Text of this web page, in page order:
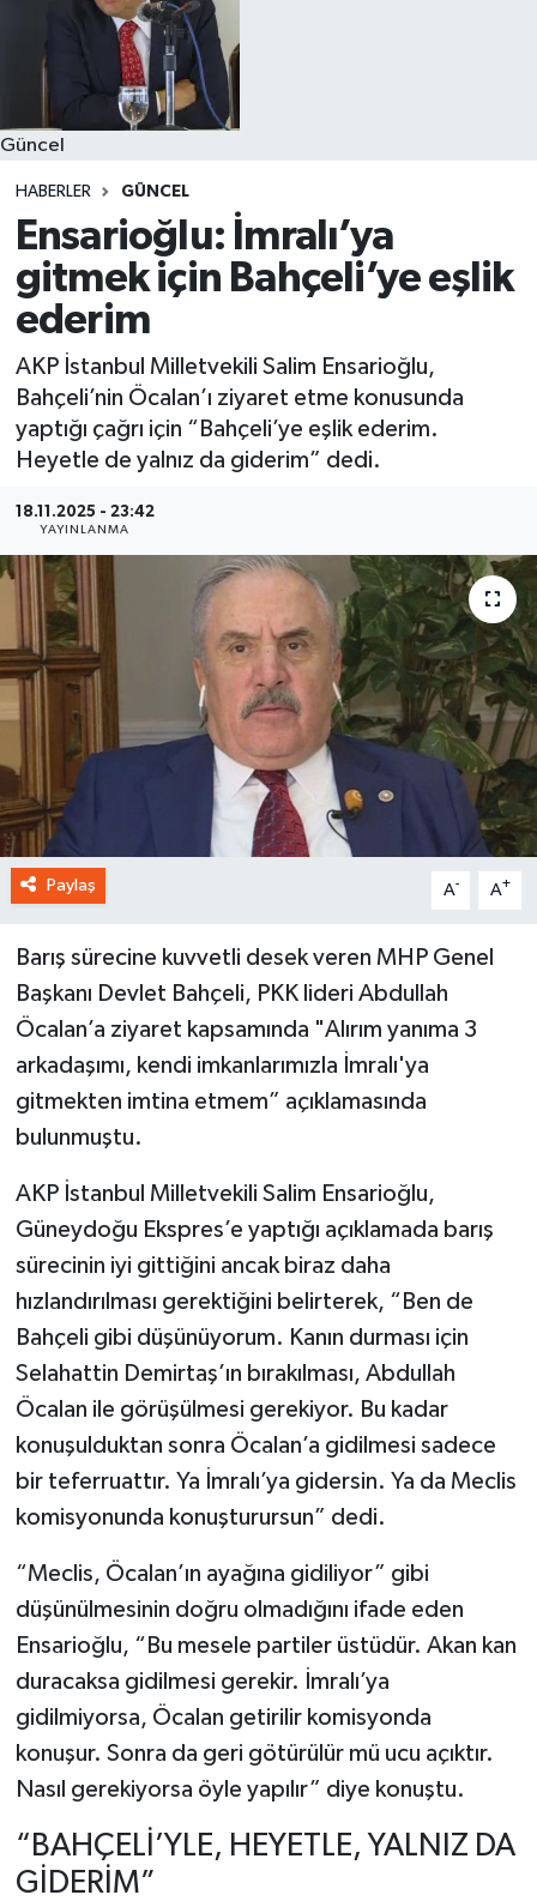
Güncel
HABERLER GÜNCEL
Ensarioğlu: İmralı’ya
gitmek için Bahçeli’ye eşlik
ederim
AKP İstanbul Milletvekili Salim Ensarioğlu,
Bahçeli’nin Öcalan’ı ziyaret etme konusunda
yaptığı çağrı için “Bahçeli’ye eşlik ederim.
Heyetle de yalnız da giderim” dedi.
18.11.2025 - 23:42
YAYINLANMA
Paylaş A- A+
Barış sürecine kuvvetli desek veren MHP Genel
Başkanı Devlet Bahçeli, PKK lideri Abdullah
Öcalan’a ziyaret kapsamında "Alırım yanıma 3
arkadaşımı, kendi imkanlarımızla İmralı'ya
gitmekten imtina etmem” açıklamasında
bulunmuştu.
AKP İstanbul Milletvekili Salim Ensarioğlu,
Güneydoğu Ekspres’e yaptığı açıklamada barış
sürecinin iyi gittiğini ancak biraz daha
hızlandırılması gerektiğini belirterek, “Ben de
Bahçeli gibi düşünüyorum. Kanın durması için
Selahattin Demirtaş’ın bırakılması, Abdullah
Öcalan ile görüşülmesi gerekiyor. Bu kadar
konuşulduktan sonra Öcalan’a gidilmesi sadece
bir teferruattır. Ya İmralı’ya gidersin. Ya da Meclis
komisyonunda konuşturursun” dedi.
“Meclis, Öcalan’ın ayağına gidiliyor” gibi
düşünülmesinin doğru olmadığını ifade eden
Ensarioğlu, “Bu mesele partiler üstüdür. Akan kan
duracaksa gidilmesi gerekir. İmralı’ya
gidilmiyorsa, Öcalan getirilir komisyonda
konuşur. Sonra da geri götürülür mü ucu açıktır.
Nasıl gerekiyorsa öyle yapılır” diye konuştu.
“BAHÇELİ’YLE, HEYETLE, YALNIZ DA
GİDERİM”